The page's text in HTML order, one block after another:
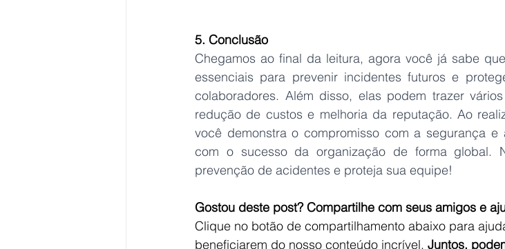
5. Conclusão
Chegamos ao final da leitura, agora você já sabe
essenciais para prevenir incidentes futuros e
colaboradores. Além disso, elas podem trazer
redução de custos e melhoria da reputação. Ao
você demonstra o compromisso com a segurança
com o sucesso da organização de forma global.
prevenção de acidentes e proteja sua equipe!
Gostou deste post? Compartilhe com seus amigos e
Clique no botão de compartilhamento abaixo para
beneficiarem do nosso conteúdo incrível. Juntos,